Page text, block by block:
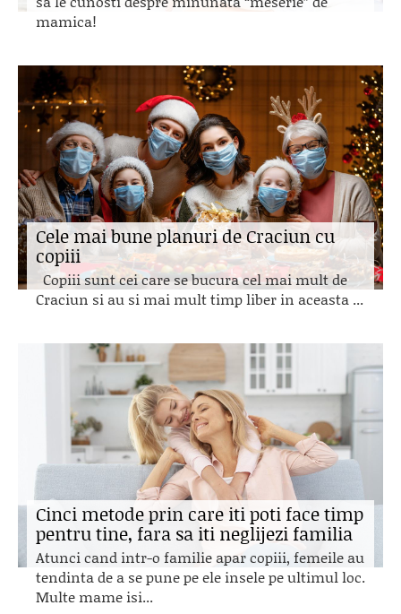
mamica!
Cele mai bune planuri de Craciun cu
copiii
Copiii sunt cei care se bucura cel mai mult de
Craciun si au si mai mult timp liber in aceasta ...
Cinci metode prin care iti poti face timp
pentru tine, fara sa iti neglijezi familia
Atunci cand intr-o familie apar copiii, femeile au
tendinta de a se pune pe ele insele pe ultimul loc.
Multe mame isi...